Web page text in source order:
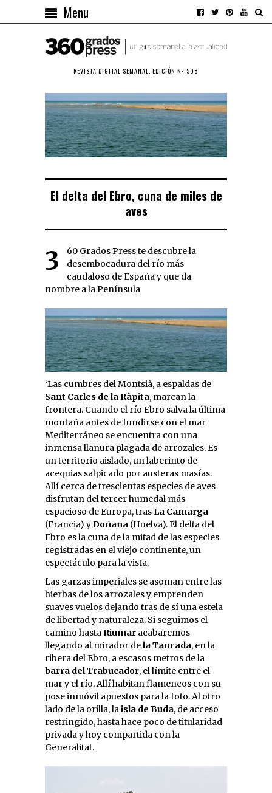
Menu
REVISTA DIGITAL SEMANAL. EDICIÓN Nº 508
El delta del Ebro, cuna de miles de
aves
360 Grados Press te descubre la
desembocadura del río más
caudaloso de España y que da
nombre a la Península
‘Las cumbres del Montsià, a espaldas de
Sant Carles de la Ràpita, marcan la
frontera. Cuando el río Ebro salva la última
montaña antes de fundirse con el mar
Mediterráneo se encuentra con una
inmensa llanura plagada de arrozales. Es
un territorio aislado, un laberinto de
acequias salpicado por austeras masías.
Allí cerca de trescientas especies de aves
disfrutan del tercer humedal más
espacioso de Europa, tras La Camarga
(Francia) yDoñana (Huelva). El delta del
Ebro es la cuna de la mitad de las especies
registradas en el viejo continente, un
espectáculo para la vista.
Las garzas imperiales se asoman entre las
hierbas de los arrozales y emprenden
suaves vuelos dejando tras de sí una estela
de libertad y naturaleza. Si seguimos el
camino hasta Riumar acabaremos
llegando al mirador dela Tancada, en la
ribera del Ebro, a escasos metros de la
barra del Trabucador, el límite entre el
mar y el río. Allí habitan flamencos con su
pose inmóvil apuestos para la foto. Al otro
lado de la orilla, laisla de Buda, de acceso
restringido, hasta hace poco de titularidad
privada y hoy compartida con la
Generalitat.